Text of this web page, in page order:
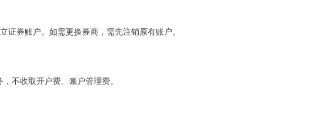
证券账户。如需更换券商，需先注销原有账户。
不收取开户费、账户管理费。